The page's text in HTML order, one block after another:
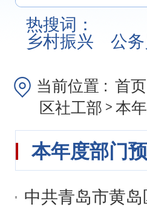
热搜词：
乡村振兴
公
当前位置 : 首页
区社工部 > 本
本年度部门
中共青岛市黄